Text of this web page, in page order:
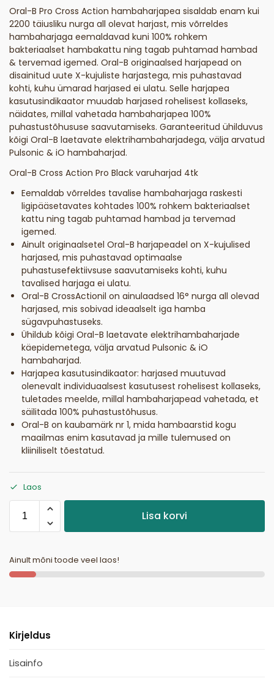
Oral-B Pro Cross Action hambaharjapea sisaldab enam kui
2200 täiusliku nurga all olevat harjast, mis võrreldes
hambaharjaga eemaldavad kuni 100% rohkem
bakteriaalset hambakattu ning tagab puhtamad hambad
& tervemad igemed. Oral-B originaalsed harjapead on
disainitud uute X-kujuliste harjastega, mis puhastavad
kohti, kuhu ümarad harjased ei ulatu. Selle harjapea
kasutusindikaator muudab harjased rohelisest kollaseks,
näidates, millal vahetada hambaharjapea 100%
puhastustõhususe saavutamiseks. Garanteeritud ühilduvus
kõigi Oral-B laetavate elektrihambaharjadega, välja arvatud
Pulsonic & iO hambaharjad.
Oral-B Cross Action Pro Black varuharjad 4tk
Eemaldab võrreldes tavalise hambaharjaga raskesti
ligipääsetavates kohtades 100% rohkem bakteriaalset
kattu ning tagab puhtamad hambad ja tervemad
igemed.
Ainult originaalsetel Oral-B harjapeadel on X-kujulised
harjased, mis puhastavad optimaalse
puhastusefektiivsuse saavutamiseks kohti, kuhu
tavalised harjaga ei ulatu.
Oral-B CrossActionil on ainulaadsed 16° nurga all olevad
harjased, mis sobivad ideaalselt iga hamba
sügavpuhastuseks.
Ühildub kõigi Oral-B laetavate elektrihambaharjade
käepidemetega, välja arvatud Pulsonic & iO
hambaharjad.
Harjapea kasutusindikaator: harjased muutuvad
olenevalt individuaalsest kasutusest rohelisest kollaseks,
tuletades meelde, millal hambaharjapead vahetada, et
säilitada 100% puhastustõhusus.
Oral-B on kaubamärk nr 1, mida hambaarstid kogu
maailmas enim kasutavad ja mille tulemused on
kliiniliselt tõestatud.
Laos
Lisa korvi
Ainult mõni toode veel laos!
Kirjeldus
Lisainfo